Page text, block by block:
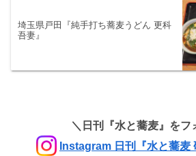
埼玉県戸田『純手打ち蕎麦うどん 更科
吾妻』
＼日刊『水と蕎麦』をフ
Instagram 日刊『水と蕎麦